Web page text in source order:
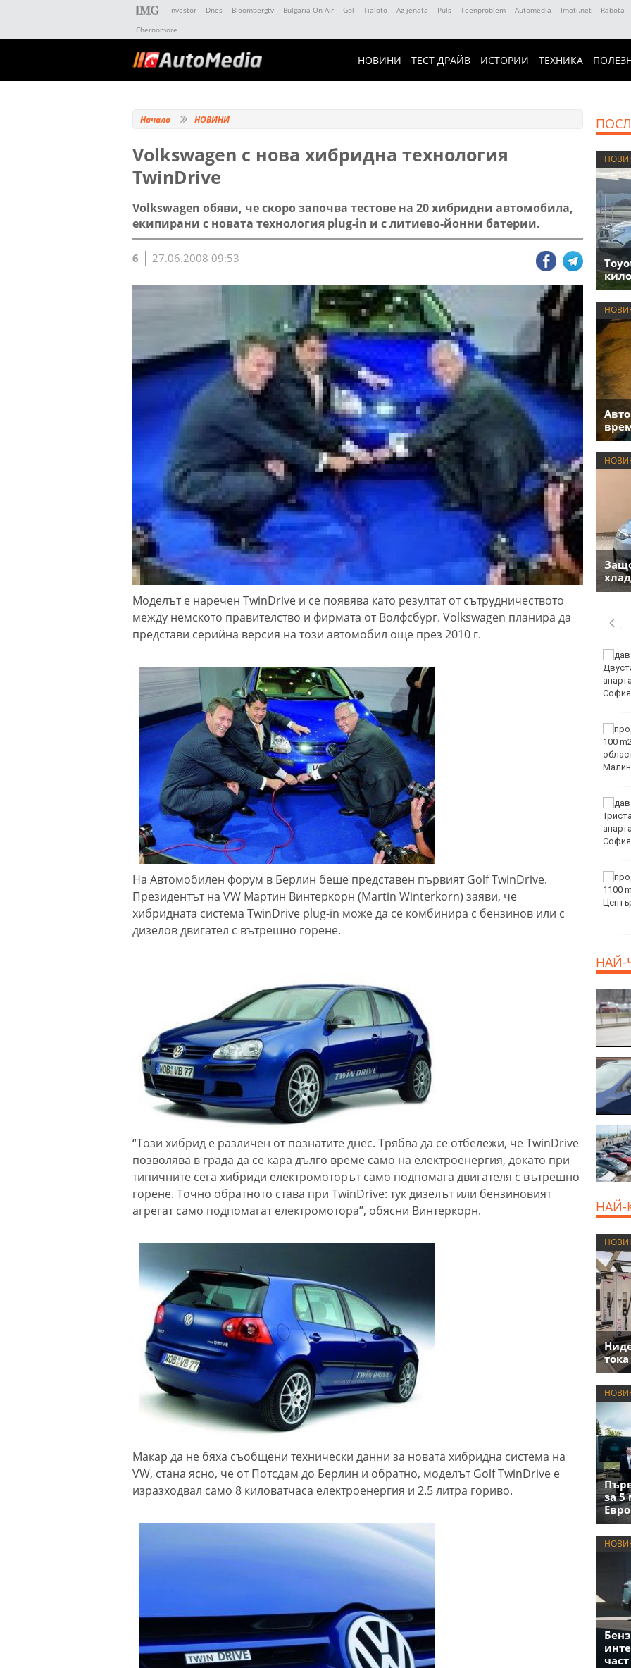
Investor Dnes Bloombergtv Bulgaria On Air Gol Tialoto Az-jenata Puls Teenproblem Automedia Imoti.net Rabota
Chernomore
НОВИНИ ТЕСТ ДРАЙВ ИСТОРИИ ТЕХНИКА
Начало НОВИНИ
Volkswagen с нова хибридна технология
TwinDrive
Volkswagen обяви, че скоро започва тестове на 20 хибридни автомобила,
екипирани с новата технология plug-in и с литиево-йонни батерии.
6 27.06.2008 09:53
Моделът е наречен TwinDrive и се появява като резултат от сътрудничеството
между немското правителство и фирмата от Волфсбург. Volkswagen планира да
представи серийна версия на този автомобил още през 2010 г.
На Автомобилен форум в Берлин беше представен първият Golf TwinDrive.
Президентът на VW Мартин Винтеркорн (Martin Winterkorn) заяви, че
хибридната система TwinDrive plug-in може да се комбинира с бензинов или с
дизелов двигател с вътрешно горене.
“Този хибрид е различен от познатите днес. Трябва да се отбележи, че TwinDrive
позволява в града да се кара дълго време само на електроенергия, докато при
типичните сега хибриди електромоторът само подпомага двигателя с вътрешно
горене. Точно обратното става при TwinDrive: тук дизелът или бензиновият
агрегат само подпомагат електромотора”, обясни Винтеркорн.
Макар да не бяха съобщени технически данни за новата хибридна система на
VW, стана ясно, че от Потсдам до Берлин и обратно, моделът Golf TwinDrive е
изразходвал само 8 киловатчаса електроенергия и 2.5 литра гориво.
ФК Девня гостува на
Аматьорската купа
НАЙ-
НАЙ-
за 5
част